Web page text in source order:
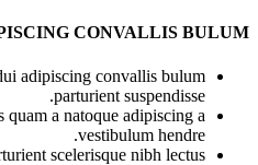
CONVALLIS BULUM
adipiscing convallis bulum
parturient suspendisse.
a natoque adipiscing a
vestibulum hendre.
scelerisque nibh lectus.